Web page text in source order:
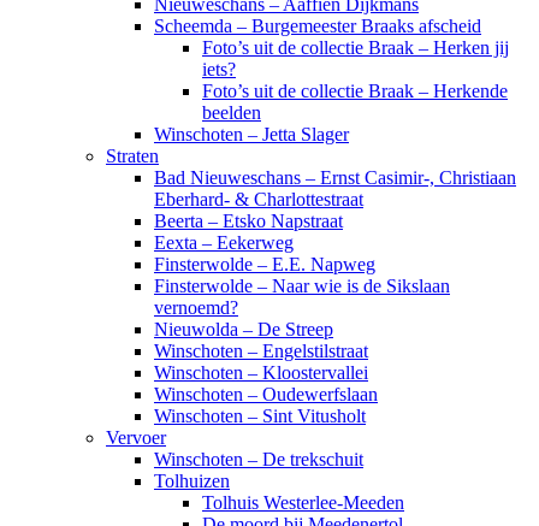
Nieuweschans – Aaffien Dijkmans
Scheemda – Burgemeester Braaks afscheid
Foto’s uit de collectie Braak – Herken jij
iets?
Foto’s uit de collectie Braak – Herkende
beelden
Winschoten – Jetta Slager
Straten
Bad Nieuweschans – Ernst Casimir-, Christiaan
Eberhard- & Charlottestraat
Beerta – Etsko Napstraat
Eexta – Eekerweg
Finsterwolde – E.E. Napweg
Finsterwolde – Naar wie is de Sikslaan
vernoemd?
Nieuwolda – De Streep
Winschoten – Engelstilstraat
Winschoten – Kloostervallei
Winschoten – Oudewerfslaan
Winschoten – Sint Vitusholt
Vervoer
Winschoten – De trekschuit
Tolhuizen
Tolhuis Westerlee-Meeden